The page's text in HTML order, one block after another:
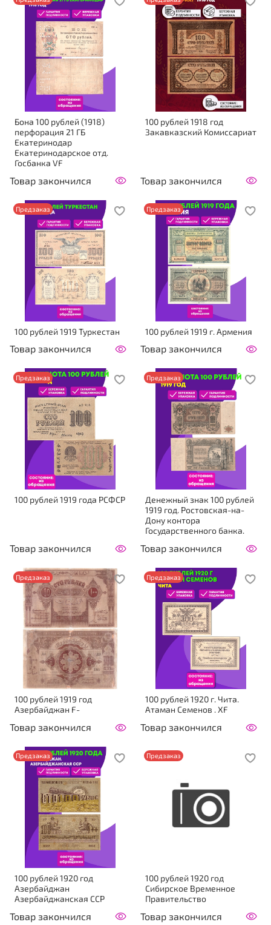
Бона 100 рублей (1918)
перфорация 21 ГБ
Екатеринодар
Екатеринодарское отд.
Госбанка VF
Товар закончился
100 рублей 1918 год
Закавказский Комиссариат
Товар закончился
Предзаказ
100 рублей 1919 Туркестан
Товар закончился
Предзаказ
100 рублей 1919 г. Армения
Товар закончился
Предзаказ
100 рублей 1919 года РСФСР
Товар закончился
Предзаказ
Денежный знак 100 рублей
1919 год. Ростовская-на-
Дону контора
Государственного банка.
Товар закончился
Предзаказ
100 рублей 1919 год
Азербайджан F-
Товар закончился
Предзаказ
100 рублей 1920 г. Чита.
Атаман Семенов . XF
Товар закончился
Предзаказ
100 рублей 1920 год
Азербайджан
Азербайджанская ССР
Товар закончился
Предзаказ
100 рублей 1920 год
Сибирское Временное
Правительство
Товар закончился